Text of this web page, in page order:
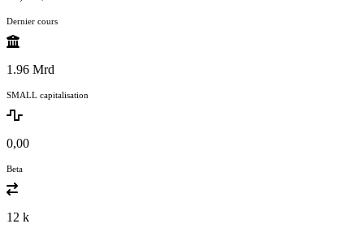
Dernier cours
1.96 Mrd
SMALL capitalisation
0,00
Beta
12 k